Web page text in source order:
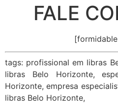
FALE
[formidable
tags: profissional em libras
libras Belo Horizonte,
Horizonte, empresa
libras Belo Horizonte,